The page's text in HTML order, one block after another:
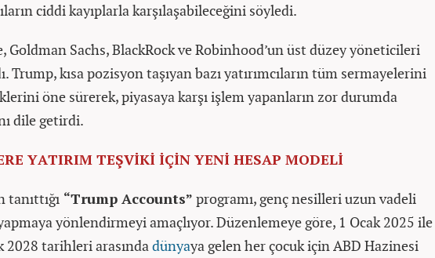
ciddi kayıplarla karşılaşabileceğini söyledi.
Goldman Sachs, BlackRock ve Robinhood’un üst düzey yöneticileri
Trump, kısa pozisyon taşıyan bazı yatırımcıların tüm sermayelerini
öne sürerek, piyasaya karşı işlem yapanların zor durumda
dile getirdi.
YATIRIM TEŞVİKİ İÇİN YENİ HESAP MODELİ
tanıttığı “Trump Accounts” programı, genç nesilleri uzun vadeli
yönlendirmeyi amaçlıyor. Düzenlemeye göre, 1 Ocak 2025 ile
2028 tarihleri arasındadünyaya gelen her çocuk için ABD Hazinesi